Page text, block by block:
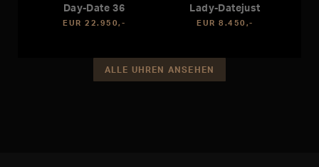
Day-Date 36
EUR 22.950,-
Lady-Datejust
EUR 8.450,-
ALLE UHREN ANSEHEN